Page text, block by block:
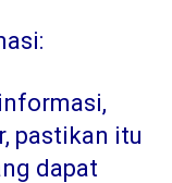
pastikan itu
dapat